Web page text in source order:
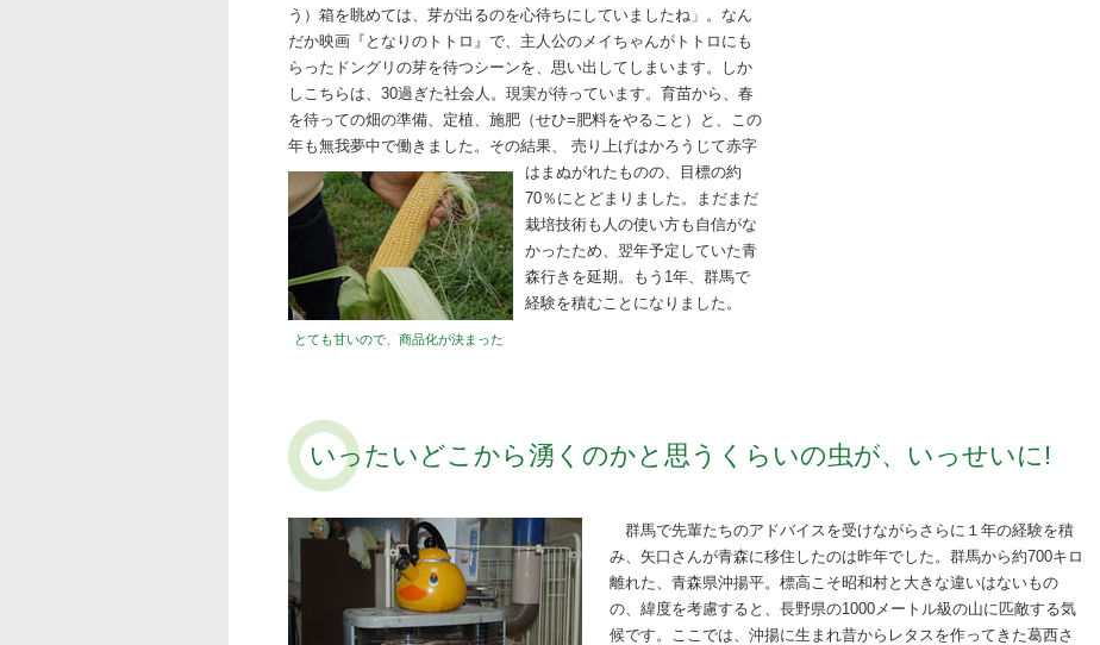
う）箱を眺めては、芽が出るのを心待ちにしていましたね」。なん
だか映画『となりのトトロ』で、主人公のメイちゃんがトトロにも
らったドングリの芽を待つシーンを、思い出してしまいます。しか
しこちらは、30過ぎた社会人。現実が待っています。育苗から、春
を待っての畑の準備、定植、施肥（せひ=肥料をやること）と、この
年も無我夢中で働きました。その結果、
とても甘いので、商品化が決まった
売り上げはかろうじて赤字
はまぬがれたものの、目標の約
70％にとどまりました。まだまだ
栽培技術も人の使い方も自信がな
かったため、翌年予定していた青
森行きを延期。もう1年、群馬で
経験を積むことになりました。
いったいどこから湧くのかと思うくらいの虫が、いっせいに!
群馬で先輩たちのアドバイスを受けながらさらに１年の経験を積
み、矢口さんが青森に移住したのは昨年でした。群馬から約700キロ
離れた、青森県沖揚平。標高こそ昭和村と大きな違いはないもの
の、緯度を考慮すると、長野県の1000メートル級の山に匹敵する気
候です。ここでは、沖揚に生まれ昔からレタスを作ってきた葛西さ